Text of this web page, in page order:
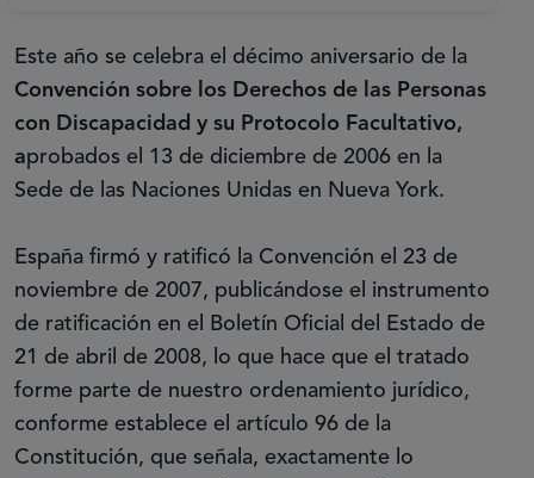
Este año se celebra el décimo aniversario de la
Convención sobre los Derechos de las Personas
con Discapacidad y su Protocolo Facultativo,
aprobados el 13 de diciembre de 2006 en la
Sede de las Naciones Unidas en Nueva York.
España firmó y ratificó la Convención el 23 de
noviembre de 2007, publicándose el instrumento
de ratificación en el Boletín Oficial del Estado de
21 de abril de 2008, lo que hace que el tratado
forme parte de nuestro ordenamiento jurídico,
conforme establece el artículo 96 de la
Constitución, que señala, exactamente lo